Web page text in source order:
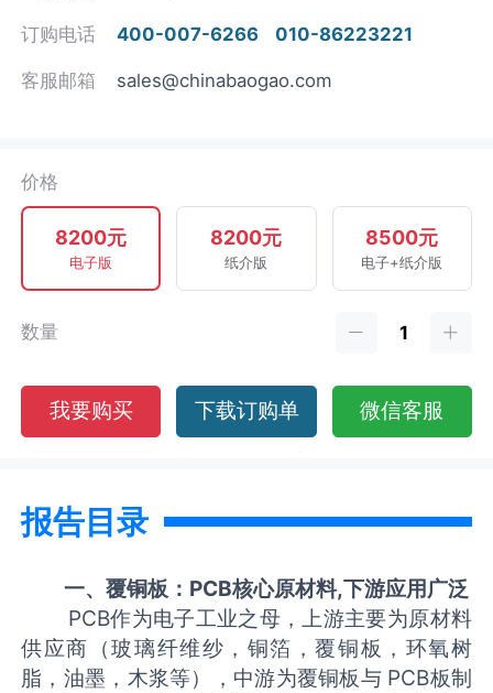
订购电话 400-007-6266 010-86223221
客服邮箱 sales@chinabaogao.com
价格
8200元
电子版
8200元
纸介版
8500元
电子+纸介版
数量
我要购买 下载订购单 微信客服
报告目录
一、覆铜板：PCB核心原材料,下游应用广泛
PCB作为电子工业之母，上游主要为原材料
供应商（玻璃纤维纱，铜箔，覆铜板，环氧树
脂，油墨，木浆等），中游为覆铜板与 PCB板制